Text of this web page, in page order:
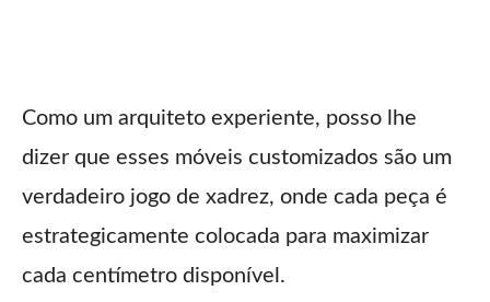
Como um arquiteto experiente, posso lhe
dizer que esses móveis customizados são um
verdadeiro jogo de xadrez, onde cada peça é
estrategicamente colocada para maximizar
cada centímetro disponível.